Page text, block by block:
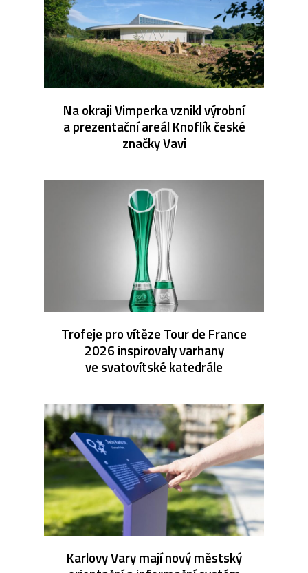
Na okraji Vimperka vznikl výrobní
a prezentační areál Knoflík české
značky Vavi
Trofeje pro vítěze Tour de France
2026 inspirovaly varhany
ve svatovítské katedrále
Karlovy Vary mají nový městský